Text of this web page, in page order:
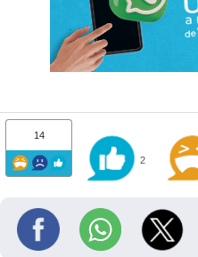
14
2